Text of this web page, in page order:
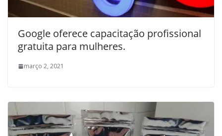
Google oferece capacitação profissional
gratuita para mulheres.
março 2, 2021